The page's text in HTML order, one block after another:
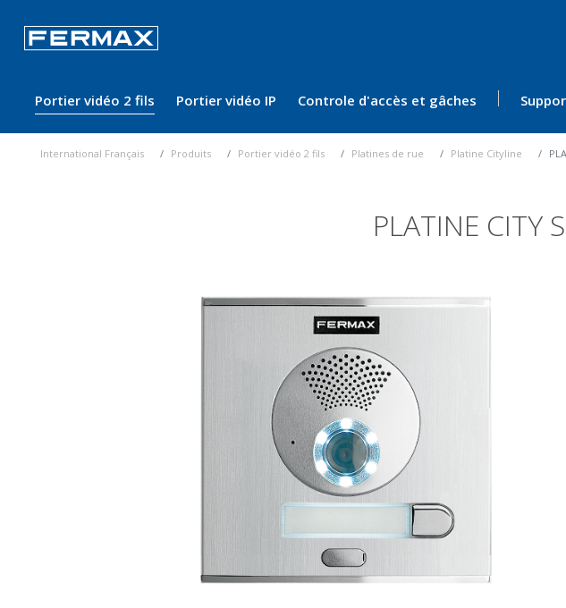
Portier vidéo 2 fils Portier vidéo IP Controle d'accès et gâches
International Français Produits Portier vidéo 2 fils Platines de rue Platine Cityline
PLATINE CITY